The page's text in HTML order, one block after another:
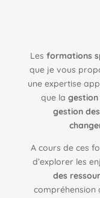
Les formations
que je vous
une expertise
que la gestion
gestion
A cours de ces
d’explorer les
des
compréhension